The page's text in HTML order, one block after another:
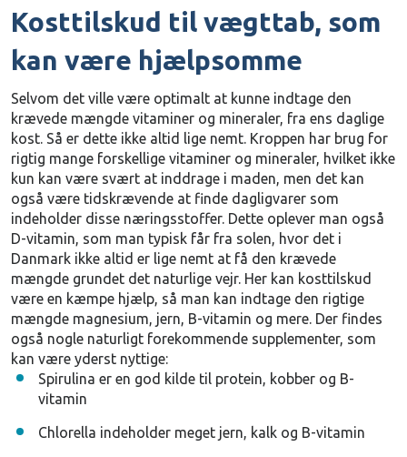
Kosttilskud til vægttab, som
kan være hjælpsomme
Selvom det ville være optimalt at kunne indtage den
krævede mængde vitaminer og mineraler, fra ens daglige
kost. Så er dette ikke altid lige nemt. Kroppen har brug for
rigtig mange forskellige vitaminer og mineraler, hvilket ikke
kun kan være svært at inddrage i maden, men det kan
også være tidskrævende at finde dagligvarer som
indeholder disse næringsstoffer. Dette oplever man også
D-vitamin, som man typisk får fra solen, hvor det i
Danmark ikke altid er lige nemt at få den krævede
mængde grundet det naturlige vejr. Her kan kosttilskud
være en kæmpe hjælp, så man kan indtage den rigtige
mængde magnesium, jern, B-vitamin og mere. Der findes
også nogle naturligt forekommende supplementer, som
kan være yderst nyttige:
Spirulina er en god kilde til protein, kobber og B-
vitamin
Chlorella indeholder meget jern, kalk og B-vitamin